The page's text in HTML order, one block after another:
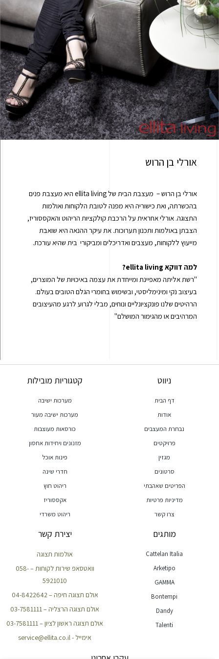
אורלי בן הרוש
אורלי בן הרוש – מעצבת הבית שלellita livingהיא מעצבת פנים
בהכשרתה, ואת כישוריה היא מפנה לטובת הלקוחות ואולמות
התצוגה. אורלי אחראית על הרכבת קולקציות הריהוט והאקססוריז,
הצבתן באולמות ותכנון תערוכות. את עיקר ההנאה היא שואבת
מייעוץ ללקוחות, מעצבים ואדריכלים ומביקורי בית שהיא עורכת.
למה דווקאellita living
?
"רשת אליתה מאפיינת ומייחדת את עצמה באיכויות של המוצרים,
בעיצוב נקי ומינימליסטי, ובשימוש בחומרי הגלם הטובים בעולם.
הרהיטים שלנו פונקציונליים ונוחים, מבלי לגרוע לרגע מהעיצובים
המרהיבים או מהגימור המושלם"
ניווט
דף הבית
אודות
נבחרת המעצבים
פרויקטים
מגזין
סרטונים
הפריטים שאהבתי
מדיניות פרטיות
צרו קשר
קטגוריות מובילות
מערכות ישיבה
מערכות ישיבה מעור
כורסאות מעוצבות
מזנונים ויחידות אחסון
פינות אוכל
חדרי שינה
ריהוט חוץ
אקססוריז
ריהוט משרדי
מותגים
Cattelan Italia
Arketipo
GAMMA
Bontempi
Dandy
Talenti
יצירת קשר
אולמות תצוגה
וואטסאפ שירות לקוחות – 058-
5921010
אולם תצוגה חיפה – 04-8422642
אולם תצוגה הרצליה – 03-7581111
אולם תצוגה ראשון לציון – 03-7581111
אימייל - service@ellita.co.il